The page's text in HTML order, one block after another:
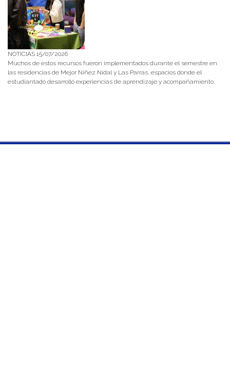
NOTICIAS 15/07/2026
Muchos de estos recursos fueron implementados durante el semestre en
las residencias de Mejor Niñez Nidal y Las Parras, espacios donde el
estudiantado desarrolló experiencias de aprendizaje y acompañamiento.